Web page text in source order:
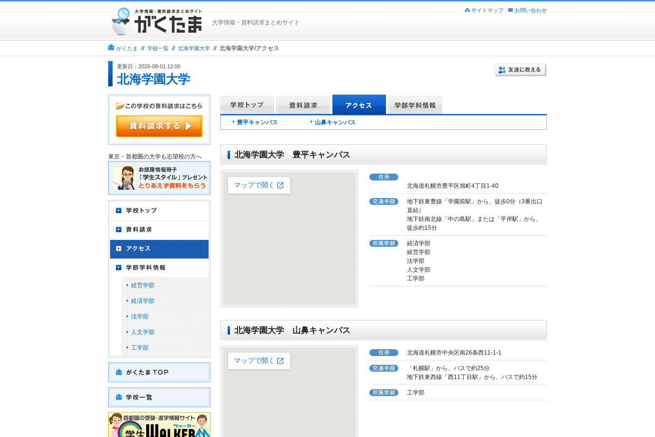
大学情報・資料請求まとめサイト
お問い合わせ
サイトマップ
がくたま // 学校一覧 // 北海学園大学 // 北海学園大学/アクセス
更新日：2026-08-01 12:00
北海学園大学
豊平キャンパス 山鼻キャンパス
北海学園大学 豊平キャンパス
北海道札幌市豊平区旭町4丁目1-40
地下鉄東豊線「学園前駅」から、徒歩0分（3番出口
直結）
地下鉄南北線「中の島駅」または「平岸駅」から、
徒歩約15分
経済学部
経営学部
法学部
人文学部
工学部
北海学園大学 山鼻キャンパス
北海道札幌市中央区南26条西11-1-1
「札幌駅」から、バスで約25分
地下鉄東西線「西11丁目駅」から、バスで約15分
工学部
東京・首都圏の大学も志望校の方へ
経営学部
経済学部
法学部
人文学部
工学部